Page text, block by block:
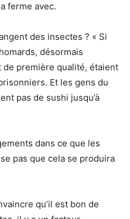
ferme avec.
des insectes ? « Si
désormais
première qualité, étaient
Et les gens du
pas de sushi jusqu’à
dans ce que les
pas que cela se produira
qu’il est bon de